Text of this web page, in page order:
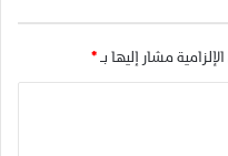
مشار إليها بـ *